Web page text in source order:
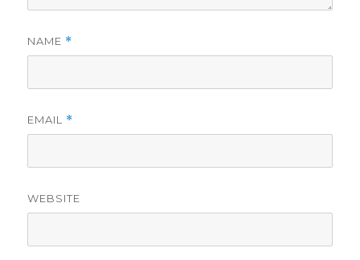
NAME *
EMAIL *
WEBSITE